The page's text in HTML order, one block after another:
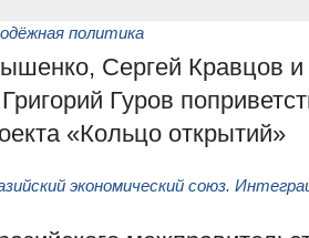
политика
Сергей Кравцов и
Гуров
«Кольцо открытий»
экономический союз.